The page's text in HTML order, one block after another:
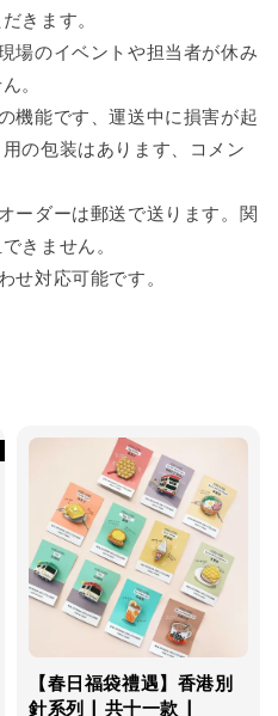
きます。
場のイベントや担当者が休み
。
機能です、運送中に損害が起
の包装はあります、コメン
ーダーは郵送で送ります。関
きません。
せ対応可能です。
【春日福袋禮遇】香港別
針系列 | 共十一款 |